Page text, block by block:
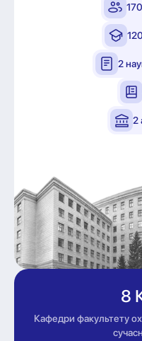
2
2
8
Кафедри факультету